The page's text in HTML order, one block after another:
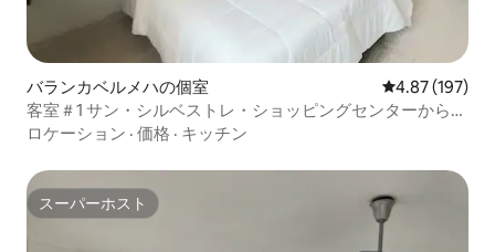
バランカベルメハの個室 レビュー197
4.87 (197)
客室＃1 サン・シルベストレ・ショッピングセンターから徒
歩圏内の豪華な客室
ロケーション · 価格 · キッチン
スーパーホスト
スーパーホスト